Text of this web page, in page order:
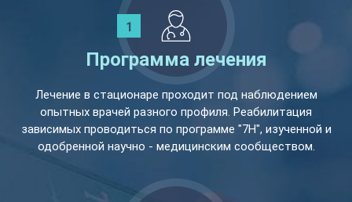
Программа лечения
Лечение в стационаре проходит под наблюдением
опытных врачей разного профиля. Реабилитация
зависимых проводиться по программе "7Н", изученной и
одобренной научно - медицинским сообществом.